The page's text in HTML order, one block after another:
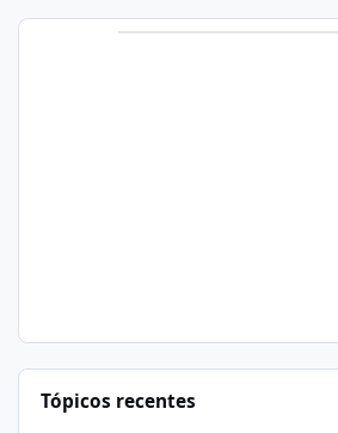
Tópicos recentes